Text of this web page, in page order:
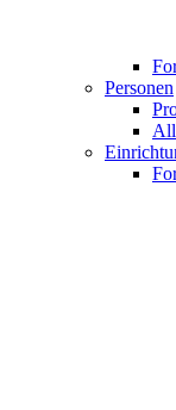
Personen